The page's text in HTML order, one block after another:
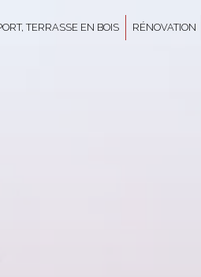
TERRASSE EN BOIS RÉNOVATION